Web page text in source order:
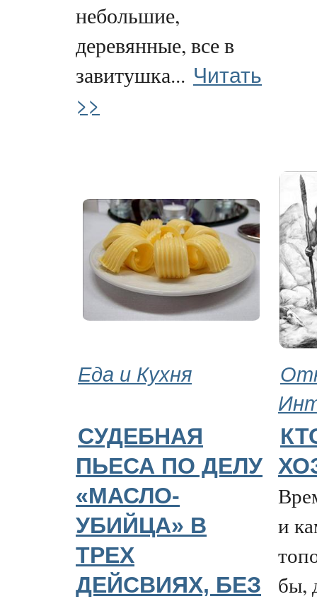
небольшие,
деревянные, все в
завитушка... Читать
>>
Еда и Кухня
СУДЕБНАЯ
ПЬЕСА ПО ДЕЛУ
«МАСЛО-
УБИЙЦА» В
ТРЕХ
ДЕЙСВИЯХ, БЕЗ
и
бы,